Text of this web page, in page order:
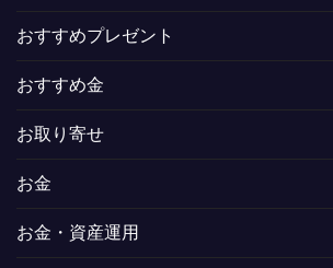
おすすめプレゼント
おすすめ金
お取り寄せ
お金
お金・資産運用